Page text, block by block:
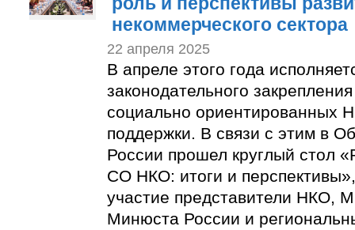
некоммерческого сектора
22 апреля 2025
В апреле этого года
законодательного
социально ориентированных
поддержки. В связи с этим в
России прошел круглый стол
СО НКО: итоги и
участие представители НКО,
Минюста России и